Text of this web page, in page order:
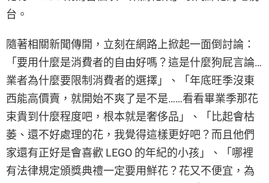
台。
隨著相關新聞傳開，立刻在網路上掀起一面倒討論：
「要用什麼是消費者的自由好嗎？這是什麼狗屁言論…
業者為什麼要限制消費者的選擇」、「年底旺季沒東
西能高價賣，就開始不爽了是不是……看看畢業季那花
束貴到什麼程度吧，根本就是奢侈品」、「比起會枯
萎、還不好處理的花，我覺得這樣更好吧？而且他們
家還有正好是會喜歡 LEGO 的年紀的小孩」、「哪裡
有法律規定頒獎典禮一定要用鮮花？花又不便宜，為